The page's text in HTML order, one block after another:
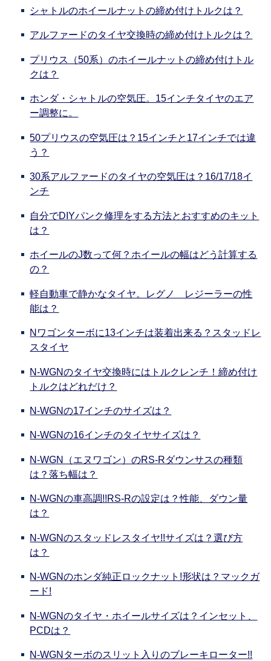
シャトルのホイールナットの締め付けトルクは？
アルファードのタイヤ交換時の締め付けトルクは？
プリウス（50系）のホイールナットの締め付けトル
クは？
ホンダ・シャトルの空気圧。15インチタイヤのエア
ー調整に。
50プリウスの空気圧は？15インチと17インチでは違
う？
30系アルファードのタイヤの空気圧は？16/17/18イ
ンチ
自分でDIYパンク修理をする方法とおすすめのキット
は？
ホイールのJ数って何？ホイールの幅はどう計算する
の？
軽自動車で静かなタイヤ。レグノ レジーラーの性
能は？
Nワゴンターボに13インチは装着出来る？スタッドレ
スタイヤ
N-WGNのタイヤ交換時にはトルクレンチ！締め付け
トルクはどれだけ？
N-WGNの17インチのサイズは？
N-WGNの16インチのタイヤサイズは？
N-WGN（エヌワゴン）のRS-Rダウンサスの種類
は？落ち幅は？
N-WGNの車高調!!RS-Rの設定は？性能、ダウン量
は？
N-WGNのスタッドレスタイヤ!!サイズは？選び方
は？
N-WGNのホンダ純正ロックナット!形状は？マックガ
ード!
N-WGNのタイヤ・ホイールサイズは？インセット、
PCDは？
N-WGNターボのスリット入りのブレーキローター!!